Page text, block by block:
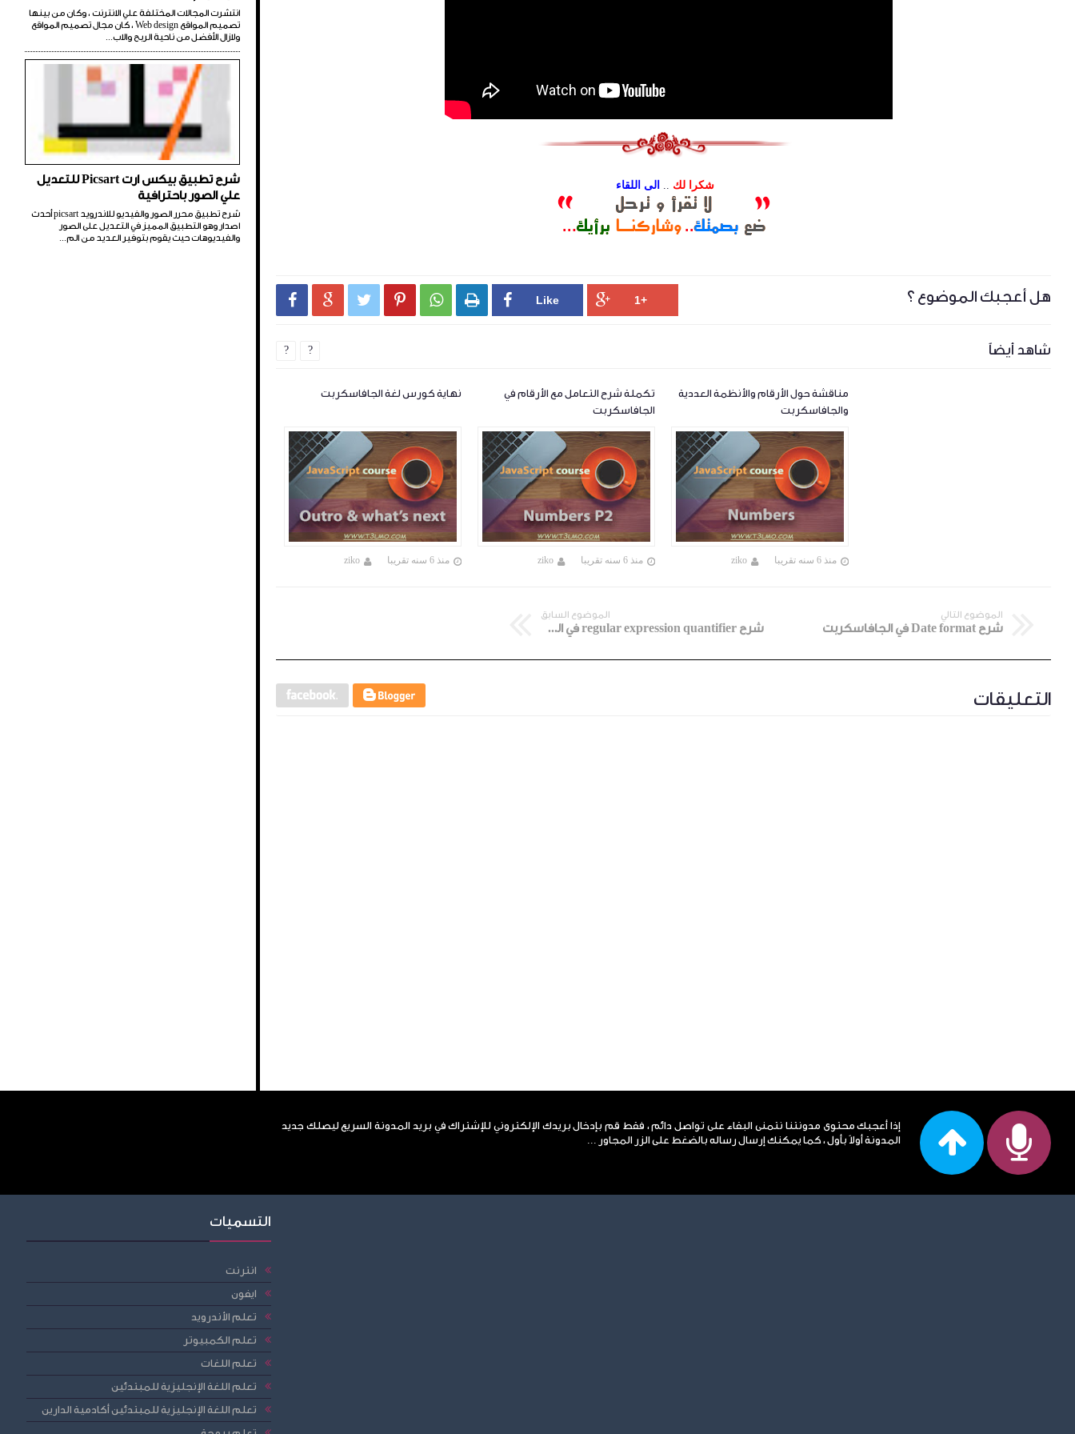
شكرا لك .. الى اللقاء
هل أعجبك الموضوع ؟      
شاهد أيضاً
نهاية كورس لغة الجافاسكربت
منذ 6 سنه تقريبا ziko
تكملة شرح التعامل مع الأرقام في
الجافاسكربت
منذ 6 سنه تقريبا ziko
مناقشة حول الأرقام والأنظمة العددية
والجافاسكربت
منذ 6 سنه تقريبا ziko
? ?
الموضوع التالي
شرح Date format في الجافاسكربت
الموضوع السابق
شرح regular expression quantifier في الجافاسكربت
التعليقات
انتشرت المجالات المختلفة علي الانترنت ، وكان من بينها
تصميم المواقع Web design ، كان مجال تصميم المواقع
ولازال الأفضل من ناحية الربح والاب...
شرح تطبيق بيكس ارت Picsart للتعديل
علي الصور باحترافية
شرح تطبيق محرر الصور والفيديو للاندرويد picsart أحدث
اصدار وهو التطبيق المميز في التعديل على الصور
والفيديوهات حيث يقوم بتوفير العديد من الم...
إذا أعجبك محتوى مدونتنا نتمنى البقاء على تواصل دائم ، فقط قم بإدخال بريدك الإلكتروني للإشتراك في بريد المدونة السريع ليصلك جديد
المدونة أولاً بأول ، كما يمكنك إرسال رساله بالضغط على الزر المجاور ...
التسميات
انترنت
ايفون
تعلم الأندرويد
تعلم الكمبيوتر
تعلم اللغات
تعلم اللغة الإنجليزية للمبتدئين
تعلم اللغة الإنجليزية للمبتدئين أكادمية الدارين